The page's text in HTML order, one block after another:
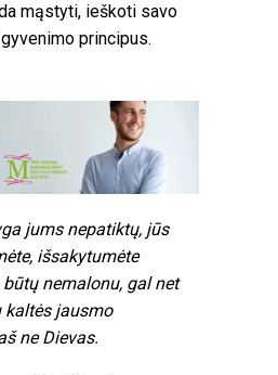
mąstyti, ieškoti savo
principus.
jums nepatiktų, jūs
išsakytumėte
nemalonu, gal net
kaltės jausmo
ne Dievas.